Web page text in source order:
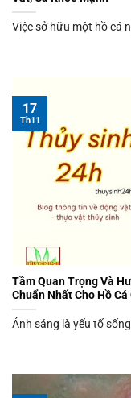
Việc sở hữu một hồ cá
Tầm Quan Trọng Và
Chuẩn Nhất Cho Hồ Cá
Ánh sáng là yếu tố
17
Th11